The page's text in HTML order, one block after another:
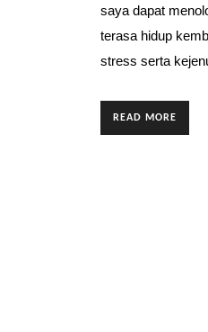
saya dapat
terasa hidup
stress serta
READ MORE